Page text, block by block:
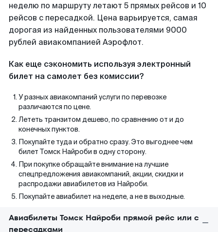
неделю по маршруту летают 5 прямых рейсов и 10
рейсов с пересадкой. Цена варьируется, самая
дорогая из найденных пользователями 9000
рублей авиакомпанией Аэрофлот.
Как еще сэкономить используя электронный
билет на самолет без комиссии?
У разных авиакомпаний услуги по перевозке
различаются по цене.
Лететь транзитом дешево, по сравнению от и до
конечных пунктов.
Покупайте туда и обратно сразу. Это выгоднее чем
билет Томск Найроби в одну сторону.
При покупке обращайте внимание на лучшие
спецпредложения авиакомпаний, акции, скидки и
распродажи авиабилетов из Найроби.
Покупайте авиабилет на неделе, а не в выходные.
Авиабилеты Томск Найроби прямой рейс или с
пересадками